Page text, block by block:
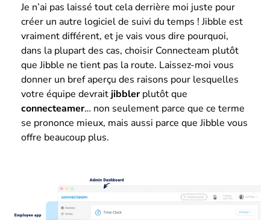
Je n’ai pas laissé tout cela derrière moi juste pour
créer un autre logiciel de suivi du temps ! Jibble est
vraiment différent, et je vais vous dire pourquoi,
dans la plupart des cas, choisir Connecteam plutôt
que Jibble ne tient pas la route. Laissez-moi vous
donner un bref aperçu des raisons pour lesquelles
votre équipe devrait jibblerplutôt que
connecteamer… non seulement parce que ce terme
se prononce mieux, mais aussi parce que Jibble vous
offre beaucoup plus.